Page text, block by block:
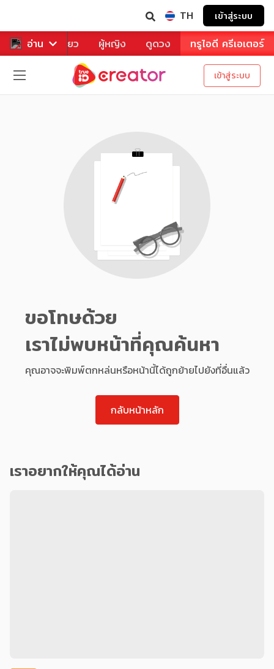
TH เข้าสู่ระบบ
อ่าน
หาร ท่องเที่ยว ผู้หญิง ดูดวง ทรูไอดี ครีเอเตอร์
เข้าสู่ระบบ
ขอโทษด้วย
เราไม่พบหน้าที่คุณค้นหา
คุณอาจจะพิมพ์ตกหล่นหรือหน้านี้ได้ถูกย้ายไปยังที่อื่นแล้ว
กลับหน้าหลัก
เราอยากให้คุณได้อ่าน